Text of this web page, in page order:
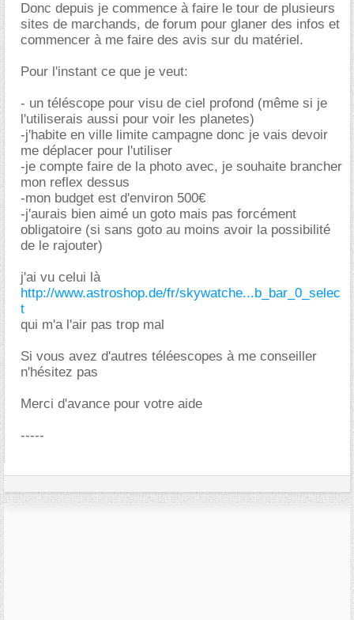
Donc depuis je commence à faire le tour de plusieurs
sites de marchands, de forum pour glaner des infos et
commencer à me faire des avis sur du matériel.
Pour l'instant ce que je veut:
- un téléscope pour visu de ciel profond (même si je
l'utiliserais aussi pour voir les planetes)
-j'habite en ville limite campagne donc je vais devoir
me déplacer pour l'utiliser
-je compte faire de la photo avec, je souhaite brancher
mon reflex dessus
-mon budget est d'environ 500
-j'aurais bien aimé un goto mais pas forcément
obligatoire (si sans goto au moins avoir la possibilité
de le rajouter)
j'ai vu celui là
http://www.astroshop.de/fr/skywatche...b_bar_0_selec
t
qui m'a l'air pas trop mal
Si vous avez d'autres téléescopes à me conseiller
n'hésitez pas
Merci d'avance pour votre aide
-----